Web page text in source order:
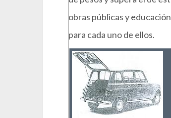
obras públicas y
para cada uno de ellos.